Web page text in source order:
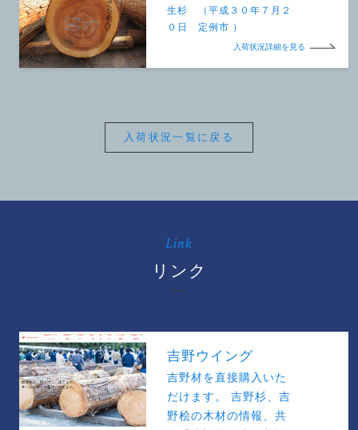
生杉 （平成３０年７月２
０日 定例市 ）
入荷状況詳細を見る
入荷状況一覧に戻る
Link
リンク
吉野ウイング
吉野材を直接購入いた
だけます。 吉野杉、吉
野桧の木材の情報、共